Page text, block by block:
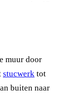
muur door
stucwerk tot
buiten naar